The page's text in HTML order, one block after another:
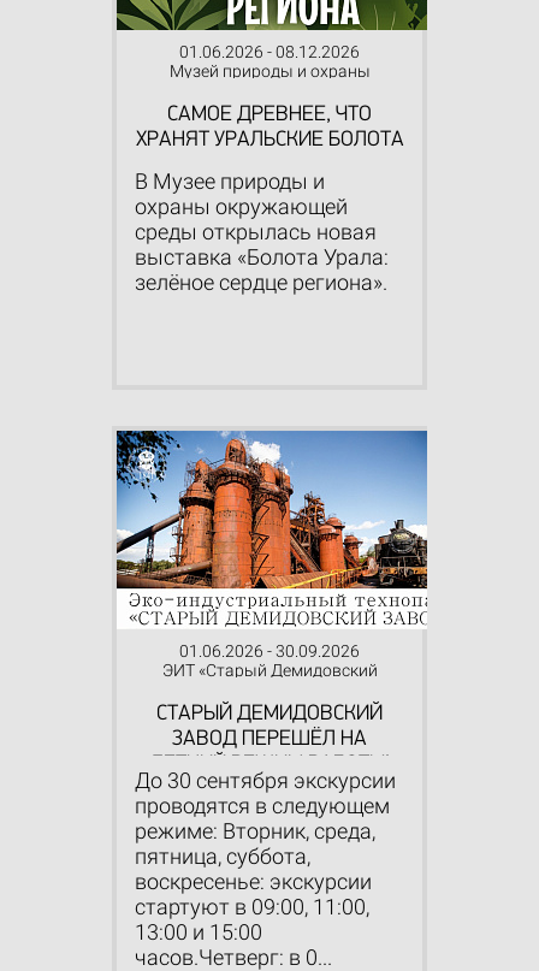
01.06.2026 - 08.12.2026
Музей природы и охраны
САМОЕ ДРЕВНЕЕ, ЧТО
ХРАНЯТ УРАЛЬСКИЕ БОЛОТА
В Музее природы и
охраны окружающей
среды открылась новая
выставка «Болота Урала:
зелёное сердце региона».
01.06.2026 - 30.09.2026
ЭИТ «Старый Демидовский
СТАРЫЙ ДЕМИДОВСКИЙ
ЗАВОД ПЕРЕШЁЛ НА
До 30 сентября экскурсии
проводятся в следующем
режиме: Вторник, среда,
пятница, суббота,
воскресенье: экскурсии
стартуют в 09:00, 11:00,
13:00 и 15:00
часов.Четверг: в 0...